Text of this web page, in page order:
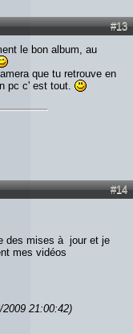
#13
le bon album, au
que tu retrouve en
pc c' est tout.
#14
des mises à jour et je
mes vidéos
21:00:42)